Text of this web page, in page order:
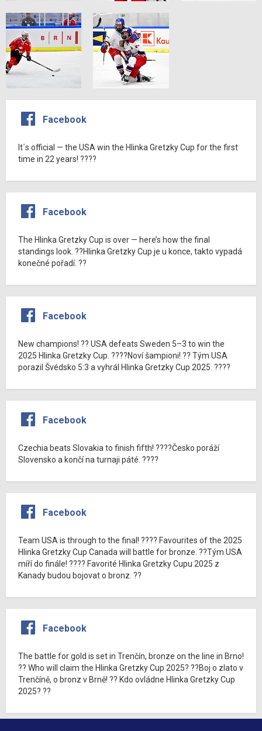
Facebook
It´s official — the USA win the Hlinka Gretzky Cup for the first
time in 22 years! ????
Facebook
The Hlinka Gretzky Cup is over — here’s how the final
standings look. ??Hlinka Gretzky Cup je u konce, takto vypadá
konečné pořadí. ??
Facebook
New champions! ?? USA defeats Sweden 5–3 to win the
2025 Hlinka Gretzky Cup. ????Noví šampioni! ?? Tým USA
porazil Švédsko 5:3 a vyhrál Hlinka Gretzky Cup 2025. ????
Facebook
Czechia beats Slovakia to finish fifth! ????Česko poráží
Slovensko a končí na turnaji páté. ????
Facebook
Team USA is through to the final! ???? Favourites of the 2025
Hlinka Gretzky Cup Canada will battle for bronze. ??Tým USA
míří do finále! ???? Favorité Hlinka Gretzky Cupu 2025 z
Kanady budou bojovat o bronz. ??
Facebook
The battle for gold is set in Trenčín, bronze on the line in Brno!
?? Who will claim the Hlinka Gretzky Cup 2025? ??Boj o zlato v
Trenčíně, o bronz v Brně! ?? Kdo ovládne Hlinka Gretzky Cup
2025? ??